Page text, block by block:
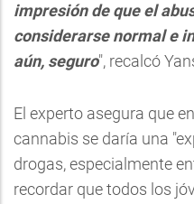
impresión de que el
considerarse normal e
aún, seguro", recalcó
El experto asegura que
cannabis se daría una
drogas, especialmente
recordar que todos los